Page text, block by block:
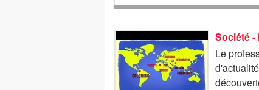
Société -
Le